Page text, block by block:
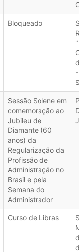
Bloqueado
Sessão Solene em
comemoração ao
Jubileu de
Diamante (60
anos) da
Regularização da
Profissão de
Administração no
Brasil e pela
Semana do
Administrador
Curso de Libras